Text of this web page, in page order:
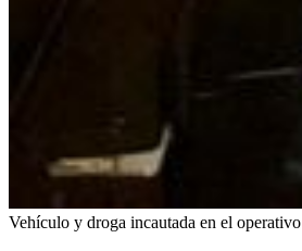
Vehículo y droga incautada en el operativo